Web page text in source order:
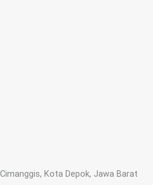
Kota Depok, Jawa Barat